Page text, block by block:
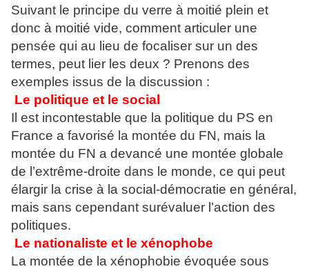
Suivant le principe du verre à moitié plein et
donc à moitié vide, comment articuler une
pensée qui au lieu de focaliser sur un des
termes, peut lier les deux ? Prenons des
exemples issus de la discussion :
Le politique et le social
Il est incontestable que la politique du PS en
France a favorisé la montée du FN, mais la
montée du FN a devancé une montée globale
de l’extrême-droite dans le monde, ce qui peut
élargir la crise à la social-démocratie en général,
mais sans cependant surévaluer l’action des
politiques.
Le nationaliste et le xénophobe
La montée de la xénophobie évoquée sous